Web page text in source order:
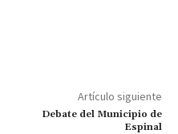
Artículo siguiente
Debate del Municipio de
Espinal